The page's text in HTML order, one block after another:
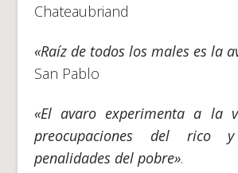
Chateaubriand
«Raíz de todos los males es la
San Pablo
«El avaro experimenta a la
preocupaciones del rico
penalidades del pobre».